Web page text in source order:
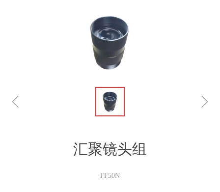
ꁆ ꁇ
汇聚镜头组
FF50N